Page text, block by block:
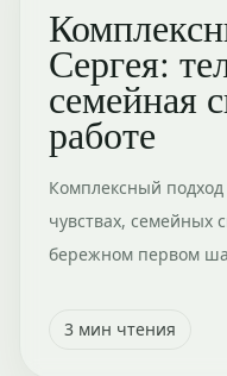
Сергея:
семейная
работе
Комплексный подход
чувствах, семейных
бережном первом
3 мин чтения